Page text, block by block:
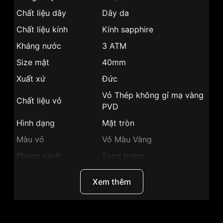
Chất liệu dây
Dây da
Chất liệu kính
Kính sapphire
Kháng nước
3 ATM
Size mặt
40mm
Xuất xứ
Đức
Chất liệu vỏ
Vỏ Thép không gỉ mạ vàng
PVD
Hình dạng
Mặt tròn
Màu vỏ
Vỏ Màu Vàng
Phong cách
Sang trọng
Lịch thứ, Lịch ngày, Giờ,
Phút, Giây
Xem thêm